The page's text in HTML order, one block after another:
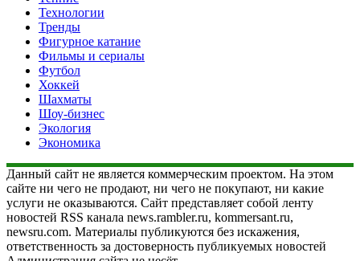
Технологии
Тренды
Фигурное катание
Фильмы и сериалы
Футбол
Хоккей
Шахматы
Шоу-бизнес
Экология
Экономика
Данный сайт не является коммерческим проектом. На этом
сайте ни чего не продают, ни чего не покупают, ни какие
услуги не оказываются. Сайт представляет собой ленту
новостей RSS канала news.rambler.ru, kommersant.ru,
newsru.com. Материалы публикуются без искажения,
ответственность за достоверность публикуемых новостей